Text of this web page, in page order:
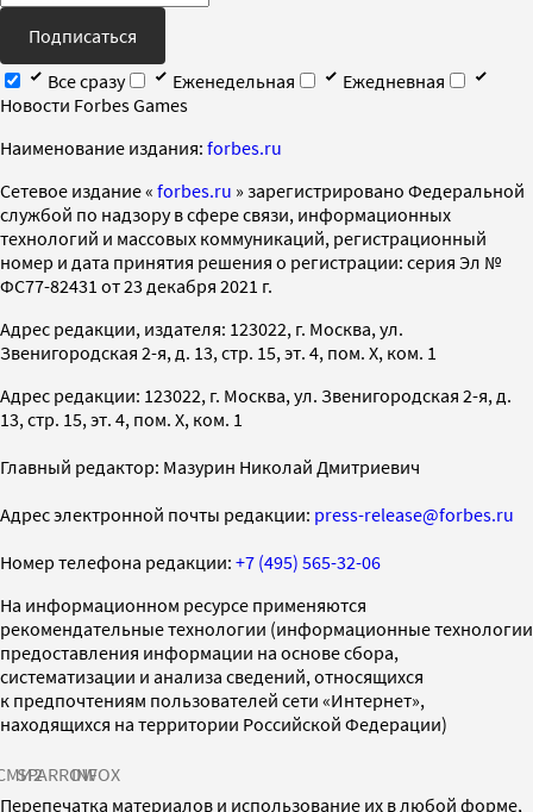
Подписаться
Все сразу
Еженедельная
Ежедневная
Новости Forbes Games
Наименование издания: forbes.ru
Cетевое издание « forbes.ru » зарегистрировано Федеральной
службой по надзору в сфере связи, информационных
технологий и массовых коммуникаций, регистрационный
номер и дата принятия решения о регистрации: серия Эл №
ФС77-82431 от 23 декабря 2021 г.
Адрес редакции, издателя: 123022, г. Москва, ул.
Звенигородская 2-я, д. 13, стр. 15, эт. 4, пом. X, ком. 1
Адрес редакции: 123022, г. Москва, ул. Звенигородская 2-я, д.
13, стр. 15, эт. 4, пом. X, ком. 1
Главный редактор: Мазурин Николай Дмитриевич
Адрес электронной почты редакции: press-release@forbes.ru
Номер телефона редакции: +7 (495) 565-32-06
На информационном ресурсе применяются
рекомендательные технологии (информационные технологии
предоставления информации на основе сбора,
систематизации и анализа сведений, относящихся
к предпочтениям пользователей сети «Интернет»,
находящихся на территории Российской Федерации)
SPARROWINFOX
Перепечатка материалов и использование их в любой форме,